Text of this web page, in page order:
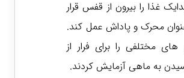
غذا را بیرون از قفس قرار
محرک و پاداش عمل کند.
مختلفی را برای فرار از
به ماهی آزمایش کردند.